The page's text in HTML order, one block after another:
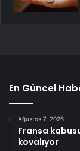
En Güncel
Ağustos 7, 2026
Fransa
kovalıyor